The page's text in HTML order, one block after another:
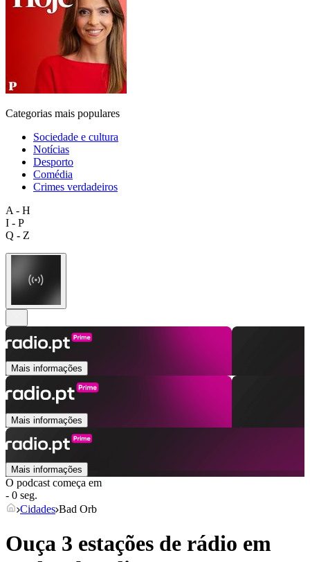
Categorias mais populares
Sociedade e cultura
Notícias
Desporto
Comédia
Crimes verdadeiros
A - H
I - P
Q - Z
Mais informações
Mais informações
Mais informações
O podcast começa em
- 0 seg.
Cidades Bad Orb
Ouça 3 estações de rádio em